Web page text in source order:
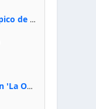
Goran Tomašević, olímpico de waterpolo: «Al terminar el Camino de Santiago entregué mi vida a Cristo; hablé con Dios y le dije: ‘Estoy listo; estoy a tu servicio. Puedo llevar lo que sea necesario para ti’»
Tres horas atrapado con 'La Odisea' de Nolan